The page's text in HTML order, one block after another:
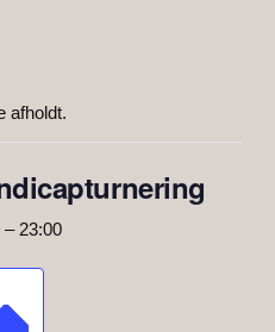
afholdt.
–23:00